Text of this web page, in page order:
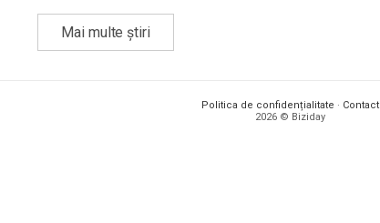
Mai multe știri
Politica de confidențialitate · Contact
2026 © Biziday